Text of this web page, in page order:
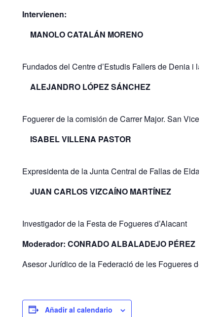
Intervienen:
MANOLO CATALÁN MORENO
Fundados del Centre d’Estudis Fallers de Denia i la
ALEJANDRO LÓPEZ SÁNCHEZ
Foguerer de la comisión de Carrer Major. San Vicente
ISABEL VILLENA PASTOR
Expresidenta de la Junta Central de Fallas de Elda
JUAN CARLOS VIZCAÍNO MARTÍNEZ
Investigador de la Festa de Fogueres d’Alacant
Moderador: CONRADO ALBALADEJO PÉREZ
Asesor Jurídico de la Federació de les Fogueres de
Añadir al calendario